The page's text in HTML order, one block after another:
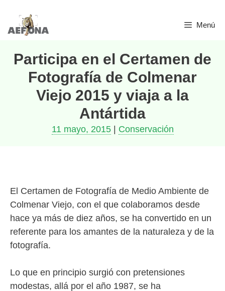
Saltar
Menú
Participa en el Certamen de
Fotografía de Colmenar
Viejo 2015 y viaja a la
Antártida
11 mayo, 2015| Conservación
El Certamen de Fotografía de Medio Ambiente de
Colmenar Viejo, con el que colaboramos desde
hace ya más de diez años, se ha convertido en un
referente para los amantes de la naturaleza y de la
fotografía.
Lo que en principio surgió con pretensiones
modestas, allá por el año 1987, se ha